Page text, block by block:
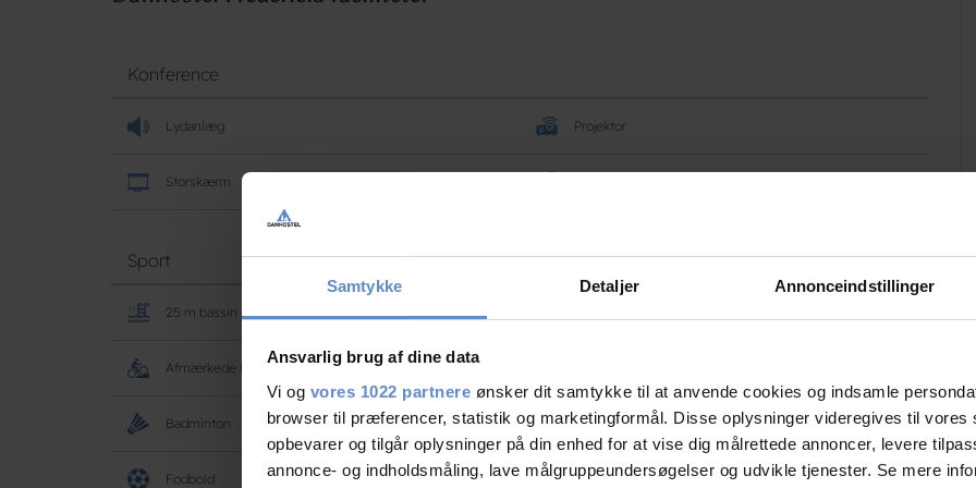
Samtykke Detaljer Annonceindstillinger
Ansvarlig brug af dine data
Vi og vores 1022 partnere ønsker dit samtykke til at anvende cookies og indsamle
browser til præferencer, statistik og marketingformål. Disse oplysninger videregives til vores
opbevarer og tilgår oplysninger på din enhed for at vise dig målrettede annoncer, levere
annonce- og indholdsmåling, lave målgruppeundersøgelser og udvikle tjenester. Se mere
Konference
Lydanlæg Projektor
Storskærm
Sport
25 m bassin
Afmærkede Mountainbikeruter
Badminton Fitnesscenter
Fodbold Fodboldbane (kunstgræs)